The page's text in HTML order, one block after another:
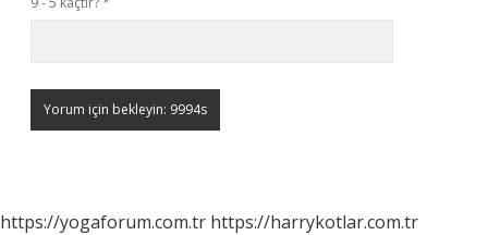
https://yogaforum.com.tr https://harrykotlar.com.tr